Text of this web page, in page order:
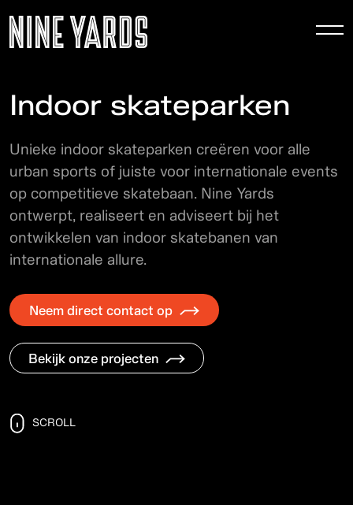
Indoor skateparken
Unieke indoor skateparken creëren voor alle
urban sports of juiste voor internationale events
op competitieve skatebaan. Nine Yards
ontwerpt, realiseert en adviseert bij het
ontwikkelen van indoor skatebanen van
internationale allure.
Neem direct contact op
Bekijk onze projecten
SCROLL